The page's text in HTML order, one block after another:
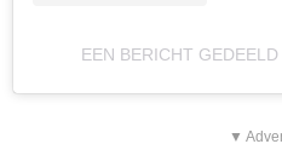
EEN BERICHT
▼